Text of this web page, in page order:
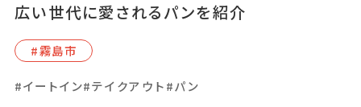
広い世代に愛されるパンを紹介
#霧島市
#イートイン#テイクアウト#パン